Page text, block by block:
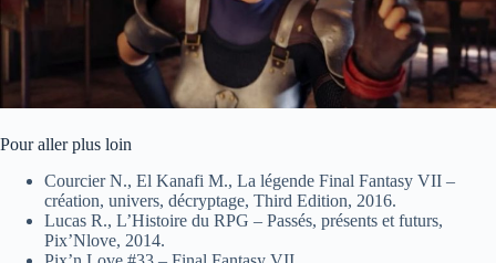
Pour aller plus loin
Courcier N., El Kanafi M., La légende Final Fantasy VII –
création, univers, décryptage, Third Edition, 2016.
Lucas R., L’Histoire du RPG – Passés, présents et futurs,
Pix’Nlove, 2014.